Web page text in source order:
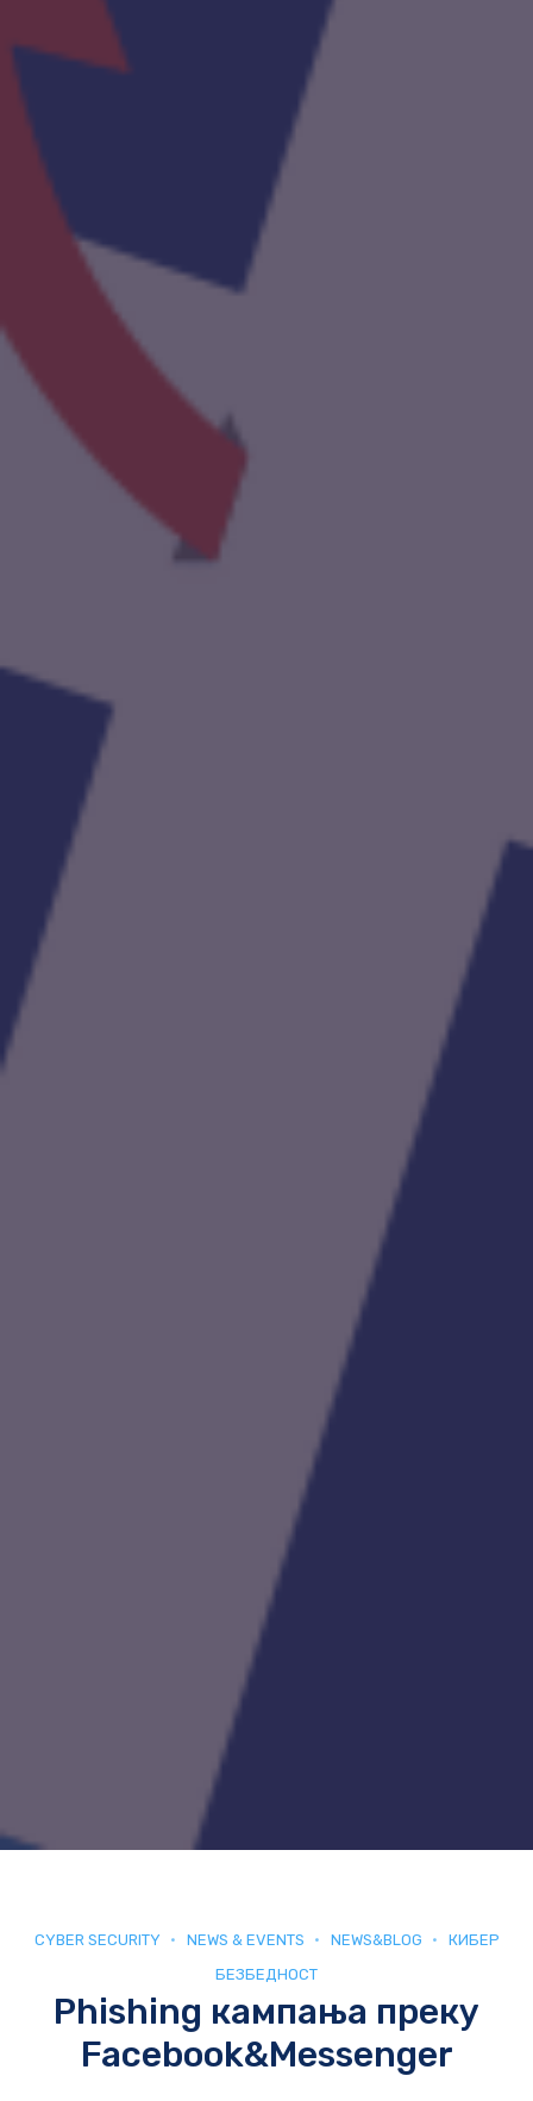
CYBER SECURITY NEWS & EVENTS NEWS&BLOG
КИБЕР
БЕЗБЕДНОСТ
Phishing кампањa преку
Facebook&Messenger